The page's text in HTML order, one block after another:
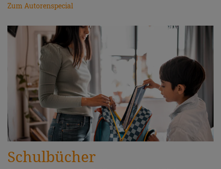
Zum Autorenspecial
Schulbücher